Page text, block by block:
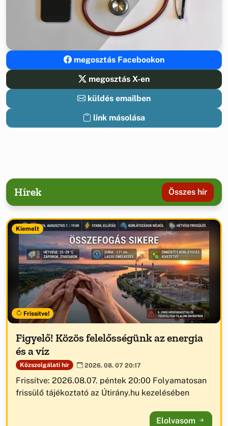
megosztás Facebookon
megosztás X-en
küldés emailben
link másolása
Hírek Összes hír
Kiemelt
Frissítve!
Figyelő! Közös felelősségünk az energia
és a víz
Közszolgálati hír 2026. 08. 07 20:17
Frissítve: 2026.08.07. péntek 20:00 Folyamatosan
frissülő tájékoztató az Útirány.hu kezelésében
Elolvasom